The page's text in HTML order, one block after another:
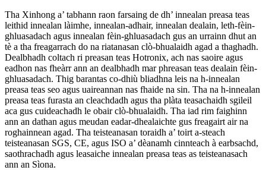
Tha Xinhong a’ tabhann raon farsaing de dh’ innealan preasa teas
leithid innealan làimhe, innealan-adhair, innealan dealain, leth-fèin-
ghluasadach agus innealan fèin-ghluasadach gus an urrainn dhut an
tè a tha freagarrach do na riatanasan clò-bhualaidh agad a thaghadh.
Dealbhadh coltach ri preasan teas Hotronix, ach nas saoire agus
eadhon nas fheàrr ann an dealbhadh mar phreasan teas dealain fèin-
ghluasadach. Thig barantas co-dhiù bliadhna leis na h-innealan
preasa teas seo agus uaireannan nas fhaide na sin. Tha na h-innealan
preasa teas furasta an cleachdadh agus tha plàta teasachaidh sgileil
aca gus cuideachadh le obair clò-bhualaidh. Tha iad rim faighinn
ann an dathan agus meudan eadar-dhealaichte gus freagairt air na
roghainnean agad. Tha teisteanasan toraidh a’ toirt a-steach
teisteanasan SGS, CE, agus ISO a’ dèanamh cinnteach à earbsachd,
saothrachadh agus leasaiche innealan preasa teas as teisteanasach
ann an Sìona.